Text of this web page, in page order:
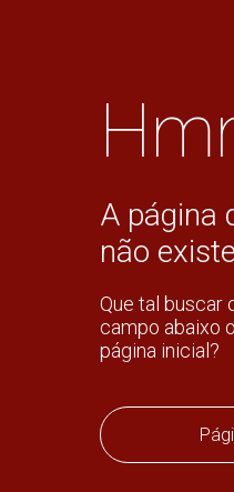
A página
não
Que tal buscar
campo abaixo
página inicial?